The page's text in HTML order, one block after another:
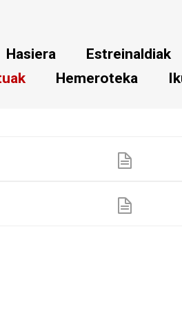
Hasiera Estreinaldiak
Hemeroteka